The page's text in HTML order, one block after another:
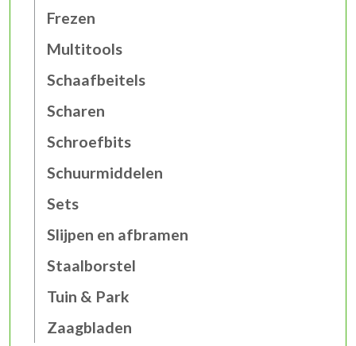
Frezen
Multitools
Schaafbeitels
Scharen
Schroefbits
Schuurmiddelen
Sets
Slijpen en afbramen
Staalborstel
Tuin & Park
Zaagbladen